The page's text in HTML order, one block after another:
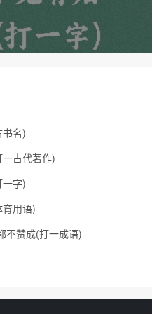
名)
古代著作)
字)
用语)
不赞成(打一成语)